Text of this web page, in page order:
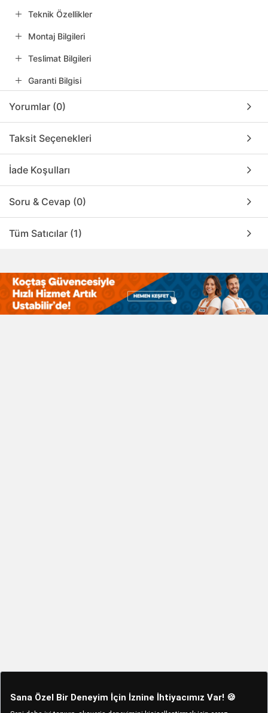
Teknik Özellikler
Montaj Bilgileri
Teslimat Bilgileri
Garanti Bilgisi
Yorumlar (0)
Taksit Seçenekleri
İade Koşulları
Soru & Cevap (0)
Tüm Satıcılar (1)